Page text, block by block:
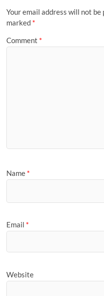
Your email address will not be
marked *
Comment *
Name *
Email *
Website